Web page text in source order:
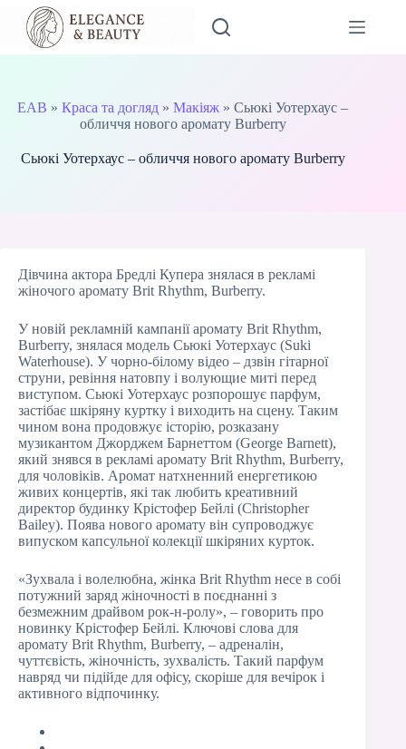
Перейти
вмісту
EAB »Краса та догляд »Макіяж »Сьюкі Уотерхаус –
обличчя нового аромату Burberry
Сьюкі Уотерхаус – обличчя нового аромату Burberry
Дівчина актора Бредлі Купера знялася в рекламі
жіночого аромату Brit Rhythm, Burberry.
У новій рекламній кампанії аромату Brit Rhythm,
Burberry, знялася модель Сьюкі Уотерхаус (Suki
Waterhouse). У чорно-білому відео – дзвін гітарної
струни, ревіння натовпу і волующие миті перед
виступом. Сьюкі Уотерхаус розпорошує парфум,
застібає шкіряну куртку і виходить на сцену. Таким
чином вона продовжує історію, розказану
музикантом Джорджем Барнеттом (George Barnett),
який знявся в рекламі аромату Brit Rhythm, Burberry,
для чоловіків. Аромат натхненний енергетикою
живих концертів, які так любить креативний
директор будинку Крістофер Бейлі (Christopher
Bailey). Поява нового аромату він супроводжує
випуском капсульної колекції шкіряних курток.
«Зухвала і волелюбна, жінка Brit Rhythm несе в собі
потужний заряд жіночності в поєднанні з
безмежним драйвом рок-н-ролу», – говорить про
новинку Крістофер Бейлі. Ключові слова для
аромату Brit Rhythm, Burberry, – адреналін,
чуттєвість, жіночність, зухвалість. Такий парфум
навряд чи підійде для офісу, скоріше для вечірок і
активного відпочинку.